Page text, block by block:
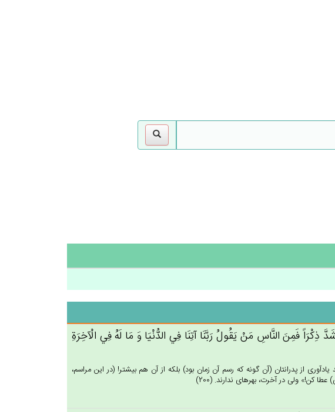
ذِكْرَاً فَمِن‌َ النَّاس‌ِ مَنْ‌ يَقُول‌ُ رَبَّنَا آتِنَا فِي‌ الدُّنْيَا وَ مَا لَه‌ُ فِي‌ الْآخِرَة‌ِ
از پدرانتان (آن گونه كه رسم آن زمان بود) بلكه از آن هم بيشتر! (در اين مراسم،
كن!» ولى در آخرت، بهره‏اى ندارند. (200)